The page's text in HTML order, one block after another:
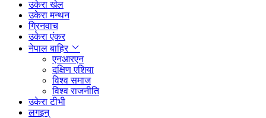
उकेरा खेल
उकेरा मन्थन
ग्रिनवाच
उकेरा एंकर
नेपाल बाहिर
एनआरएन
दक्षिण एशिया
विश्व समाज
विश्व राजनीति
उकेरा टीभी
लगइन्